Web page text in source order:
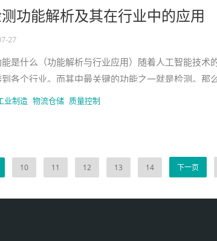
功能解析及其在行业中的应用
27
是什么（功能解析与行业应用）随着人工智能技术
各个行业。而其中最关键的功能之一就是检测。那
方面？又有哪些行业正在广泛
业制造 物流仓储 质量控制
10 11 12 13 14 下一页